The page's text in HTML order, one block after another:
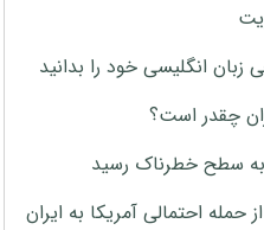
انگلیسی خود را بدانید
سطح خطرناک رسید
احتمالی آمریکا به ایران